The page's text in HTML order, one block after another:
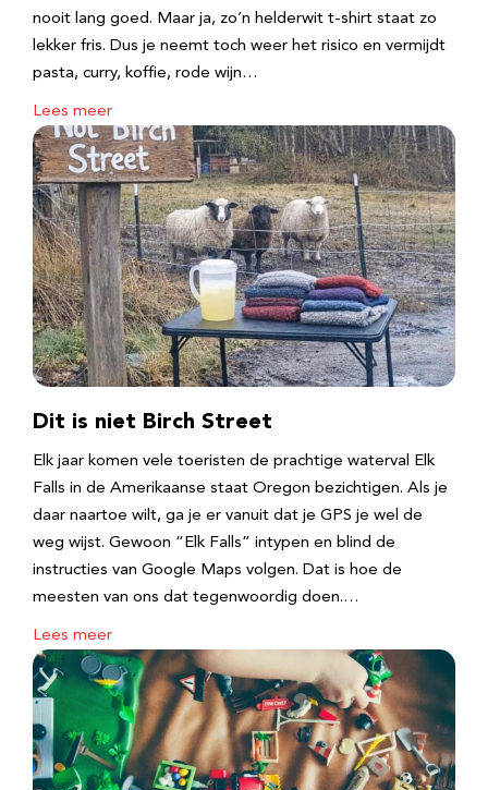
nooit lang goed. Maar ja, zo’n helderwit t-shirt staat zo
lekker fris. Dus je neemt toch weer het risico en vermijdt
pasta, curry, koffie, rode wijn…
Lees meer
Dit is niet Birch Street
Elk jaar komen vele toeristen de prachtige waterval Elk
Falls in de Amerikaanse staat Oregon bezichtigen. Als je
daar naartoe wilt, ga je er vanuit dat je GPS je wel de
weg wijst. Gewoon “Elk Falls” intypen en blind de
instructies van Google Maps volgen. Dat is hoe de
meesten van ons dat tegenwoordig doen.…
Lees meer